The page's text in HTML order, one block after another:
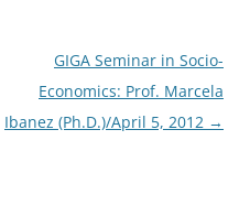
GIGA Seminar in Socio-
Economics: Prof. Marcela
Ibanez (Ph.D.)/April 5, 2012 →